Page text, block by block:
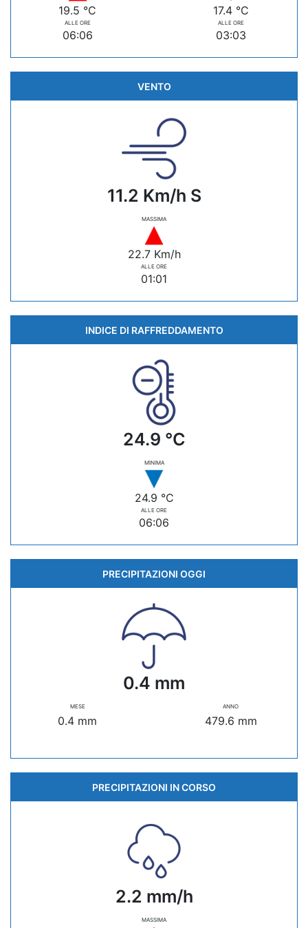
19.5 °C
ALLE ORE
06:06
17.4 °C
ALLE ORE
03:03
VENTO
11.2 Km/h S
MASSIMA
22.7 Km/h
ALLE ORE
01:01
INDICE DI RAFFREDDAMENTO
24.9 °C
MINIMA
24.9 °C
ALLE ORE
06:06
PRECIPITAZIONI OGGI
0.4 mm
MESE
0.4 mm
ANNO
479.6 mm
PRECIPITAZIONI IN CORSO
2.2 mm/h
MASSIMA